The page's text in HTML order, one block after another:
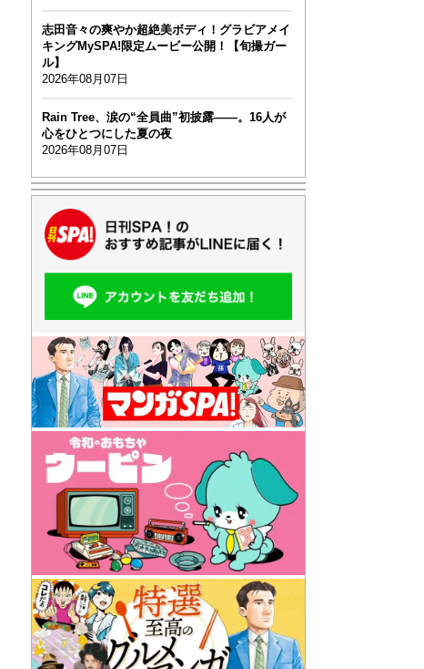
志田音々の爽やか超絶美ボディ！グラビアメイ
キングMySPA!限定ムービー公開！【旬撮ガー
ル】
2026年08月07日
Rain Tree、涙の“全員曲”初披露――。16人が
心をひとつにした夏の夜
2026年08月07日